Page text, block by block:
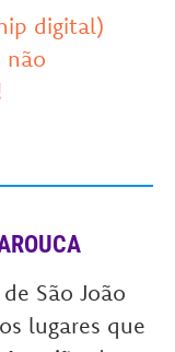
digital)
não
São João
lugares que